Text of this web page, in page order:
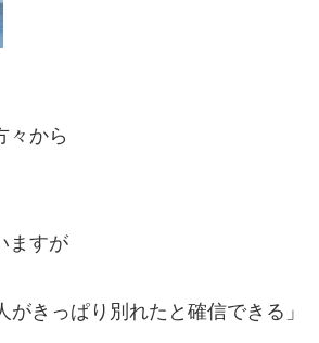
々から
ますが
がきっぱり別れたと確信できる」